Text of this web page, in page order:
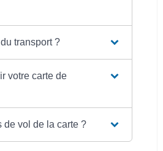
transport ?
votre carte de
de vol de la carte ?